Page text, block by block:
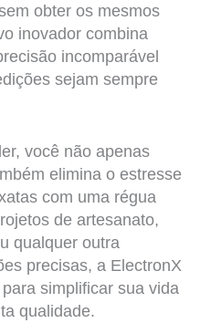
obter os mesmos
inovador combina
incomparável
sejam sempre
você não apenas
elimina o estresse
com uma régua
de artesanato,
qualquer outra
precisas, a ElectronX
simplificar sua vida
qualidade.